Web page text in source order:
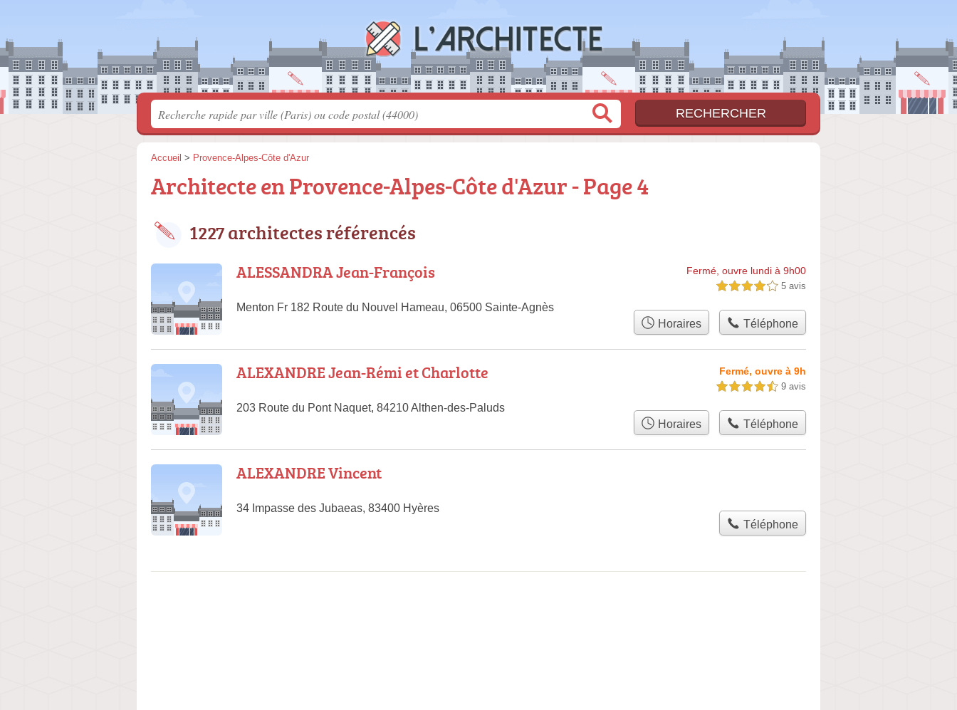
Accueil > Provence-Alpes-Côte d'Azur
Architecte en Provence-Alpes-Côte d'Azur - Page 4
1227 architectes référencés
ALESSANDRA Jean-François
Menton Fr 182 Route du Nouvel Hameau, 06500 Sainte-Agnès
Fermé, ouvre lundi à 9h00
4,0 étoiles sur 5 5 avis
Horaires Téléphone
ALEXANDRE Jean-Rémi et Charlotte
203 Route du Pont Naquet, 84210 Althen-des-Paluds
Fermé, ouvre à 9h
4,5 étoiles sur 5 9 avis
Horaires Téléphone
ALEXANDRE Vincent
34 Impasse des Jubaeas, 83400 Hyères
Téléphone